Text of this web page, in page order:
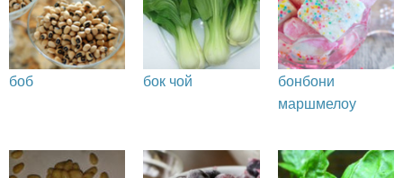
боб бок чой
бонбони
маршмелоу